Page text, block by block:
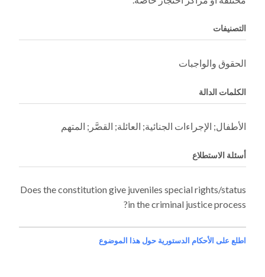
التصنيفات
الحقوق والواجبات
الكلمات الدالة
الأطفال; الإجراءات الجنائية; العائلة; القصَّر; المتهم
أسئلة الاستطلاع
Does the constitution give juveniles special rights/status
in the criminal justice process?
اطلع على الأحكام الدستورية حول هذا الموضوع